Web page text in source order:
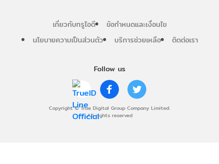
Follow us
Copyright © True Digital Group Company Limited.
All rights reserved
เกี่ยวกับทรูไอดี
ข้อกำหนดและเงื่อนไข
นโยบายความเป็นส่วนตัว
บริการช่วยเหลือ ติดต่อเรา